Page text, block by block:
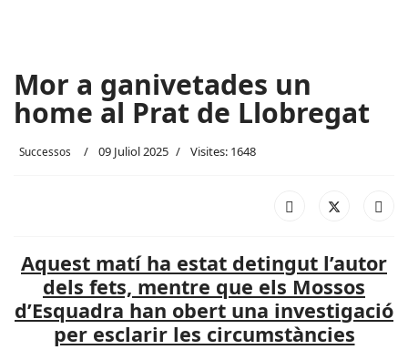
Mor a ganivetades un
home al Prat de Llobregat
Successos 09 Juliol 2025 Visites: 1648
Aquest matí ha estat detingut l’autor
dels fets, mentre que els Mossos
d’Esquadra han obert una investigació
per esclarir les circumstàncies